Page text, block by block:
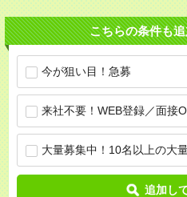
こちらの条件も
今が狙い目！急募
来社不要！WEB登録／面接
大量募集中！10名以上の大
追加し